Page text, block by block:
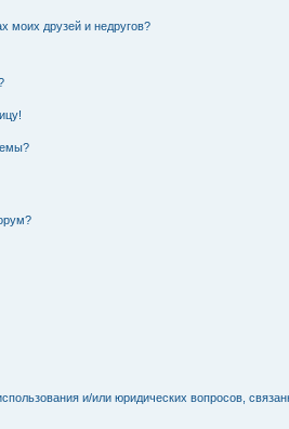
моих друзей и недругов?
и/или юридических вопросов,